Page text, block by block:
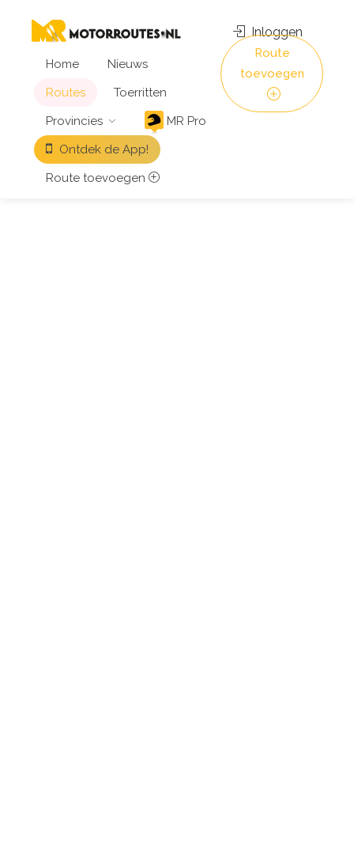
Home
Nieuws
Routes
Toerritten
Provincies
MR Pro
Ontdek de App!
Route toevoegen
Inloggen
Route
toevoegen